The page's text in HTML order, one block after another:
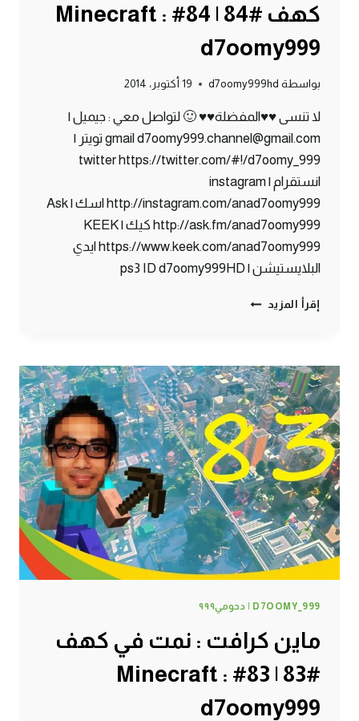
كهف #84 | 84# Minecraft :
d7oomy999
بواسطة d7oomy999hd 19 أكتوبر، 2014
لا تنسى ♥♥المفضلة♥♥ 🙂 لتواصل معي : جيميل |
gmail d7oomy999.channel@gmail.com تويتر |
twitter https://twitter.com/#!/d7oomy_999
انستقرام | instagram
http://instagram.com/anad7oomy999 اسك | Ask
http://ask.fm/anad7oomy999 كيك | KEEK
https://www.keek.com/anad7oomy999 ايدي
البلايستيشن | ps3 ID d7oomy999HD
إقرأ المزيد ماين
في
كهف
#84
|
84#
MINECRAFT
:
D7OOMY999
D7OOMY_999 | دحومي٩٩٩
ماين كرافت : نمت في كهف
#83 | 83# Minecraft :
d7oomy999